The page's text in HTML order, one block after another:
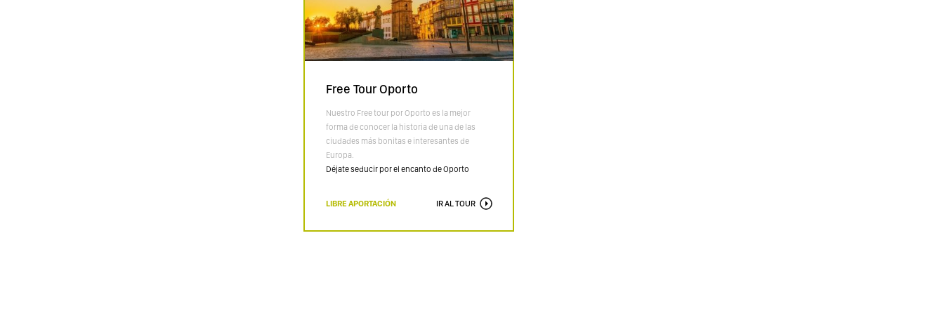
Free Tour Oporto
Nuestro Free tour por Oporto es la mejor
forma de conocer la historia de una de las
ciudades más bonitas e interesantes de
Europa.
Déjate seducir por el encanto de Oporto
LIBRE APORTACIÓN IR AL TOUR